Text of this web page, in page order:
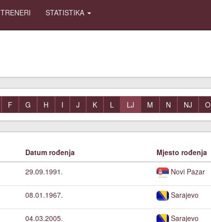
TRENERI STATISTIKA
F G H I J K L LJ M N NJ O
Datum rođenja Mjesto rođenja
29.09.1991. Novi Pazar
08.01.1967. Sarajevo
04.03.2005. Sarajevo